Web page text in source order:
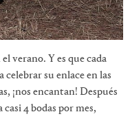
verano. Y es que cada
celebrar su enlace en las
¡nos encantan! Después
casi 4 bodas por mes,